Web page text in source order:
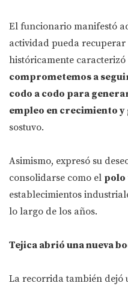
El funcionario manifestó
actividad pueda
históricamente
comprometemos a
codo a codo para
empleo en crecimiento
sostuvo.
Asimismo, expresó su
consolidarse como el
establecimientos
lo largo de los años.
Tejica abrió una nueva
La recorrida también dejó